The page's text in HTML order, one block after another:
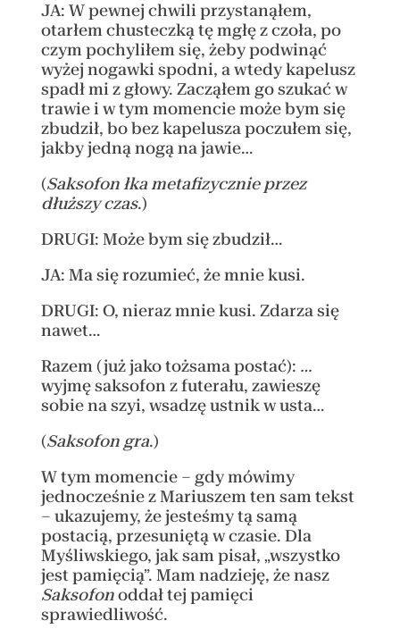
JA: W pewnej chwili przystanąłem,
otarłem chusteczką tę mgłę z czoła, po
czym pochyliłem się, żeby podwinąć
wyżej nogawki spodni, a wtedy kapelusz
spadł mi z głowy. Zacząłem go szukać w
trawie i w tym momencie może bym się
zbudził, bo bez kapelusza poczułem się,
jakby jedną nogą na jawie…
(Saksofon łka metafizycznie przez
dłuższy czas.)
DRUGI: Może bym się zbudził…
JA: Ma się rozumieć, że mnie kusi.
DRUGI: O, nieraz mnie kusi. Zdarza się
nawet…
Razem (już jako tożsama postać): …
wyjmę saksofon z futerału, zawieszę
sobie na szyi, wsadzę ustnik w usta…
(Saksofon gra.)
W tym momencie – gdy mówimy
jednocześnie z Mariuszem ten sam tekst
– ukazujemy, że jesteśmy tą samą
postacią, przesuniętą w czasie. Dla
Myśliwskiego, jak sam pisał, „wszystko
jest pamięcią”. Mam nadzieję, że nasz
Saksofonoddał tej pamięci
sprawiedliwość.